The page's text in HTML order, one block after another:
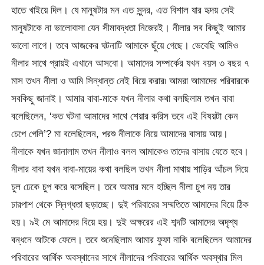
হাতে খাইয়ে দিল। যে মানুষটার মন এত সুন্দর, এত বিশাল যার হৃদয় সেই
মানুষটাকে না ভালোবাসা যেন সীমাবদ্ধতা নিজেরই। নীলার সব কিছুই আমার
ভালো লাগে। তবে আজকের ঘটনাটি আমাকে ছুঁয়ে গেছে। ভেবেছি আমিও
নীলার সাথে প্রায়ই এখানে আসবো। আমাদের সম্পর্কের যখন বয়স ৩ বছর ৭
মাস তখন নীলা ও আমি সিন্ধান্ত নেই বিয়ে করার৷ আমরা আমাদের পরিবারকে
সবকিছু জানাই। আমার বাবা-মাকে যখন নীলার কথা বলছিলাম তখন বাবা
বলেছিলেন, ‘কত ঘটনা আমাদের সাথে শেয়ার করিস তবে এই বিষয়টা কেন
চেপে গেলি’? মা বলেছিলেন, পরশু নীলাকে নিয়ে আমাদের বাসায় আয়।
নীলাকে যখন জানালাম তখন নীলাও বলল আমাকেও তাদের বাসায় যেতে হবে।
নীলার বাবা যখন বাবা-মায়ের কথা বলছিল তখন নীলা মাথায় শাড়ির আঁচল দিয়ে
চুল ঢেকে চুপ করে বসেছিল। তবে আমার মনে হচ্ছিল নীলা চুপ নয় তার
চারপাশ থেকে স্নিগ্ধতা ছড়াচ্ছে। দুই পরিবারের সম্মতিতে আমাদের বিয়ে ঠিক
হয়। ৯ই মে আমাদের বিয়ে হয়। দুই অক্ষরের এই শব্দটি আমাদের অদৃশ্য
বন্ধনে আটকে ফেলে। তবে শুনেছিলাম আমার ফুফা নাকি বলেছিলেন আমাদের
পরিবারের আর্থিক অবস্থানের সাথে নীলাদের পরিবারের আর্থিক অবস্থার মিল